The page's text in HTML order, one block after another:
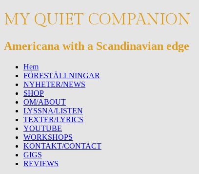
MY QUIET COMPANION
Americana with a Scandinavian edge
Meny
Hoppa
innehåll
Hem
FÖRESTÄLLNINGAR
NYHETER/NEWS
SHOP
OM/ABOUT
LYSSNA/LISTEN
TEXTER/LYRICS
YOUTUBE
WORKSHOPS
KONTAKT/CONTACT
GIGS
REVIEWS